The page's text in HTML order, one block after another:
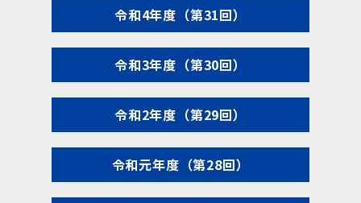
令和4年度（第31回）
令和3年度（第30回）
令和2年度（第29回）
令和元年度（第28回）